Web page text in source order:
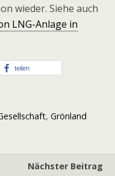
wieder. Siehe auch
LNG-Anlage in
teilen
, Grönland
Nächster Beitrag